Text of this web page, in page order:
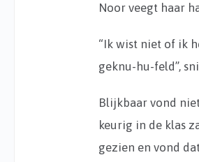
Noor veegt haar
“Ik wist niet of ik
geknu-hu-feld”,
Blijkbaar vond
keurig in de klas
gezien en vond